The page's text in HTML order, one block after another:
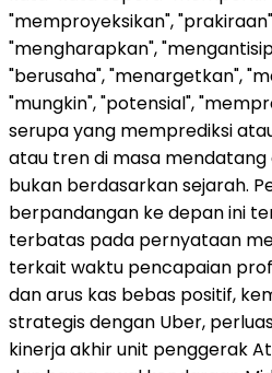
"memproyeksikan",
"mengharapkan",
"berusaha", "menargetkan",
"mungkin", "potensial",
serupa yang memprediksi
atau tren di masa
bukan berdasarkan sejarah.
berpandangan ke depan ini
terbatas pada pernyataan
terkait waktu pencapaian
dan arus kas bebas positif,
strategis dengan Uber,
kinerja akhir unit penggerak